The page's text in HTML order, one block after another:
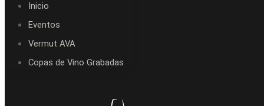
Inicio
Eventos
Vermut AVA
Copas de Vino Grabadas